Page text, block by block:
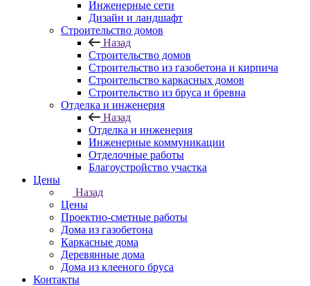
Инженерные сети
Дизайн и ландшафт
Строительство домов
Назад
Строительство домов
Строительство из газобетона и кирпича
Строительство каркасных домов
Строительство из бруса и бревна
Отделка и инженерия
Назад
Отделка и инженерия
Инженерные коммуникации
Отделочные работы
Благоустройство участка
Цены
Назад
Цены
Проектно-сметные работы
Дома из газобетона
Каркасные дома
Деревянные дома
Дома из клееного бруса
Контакты